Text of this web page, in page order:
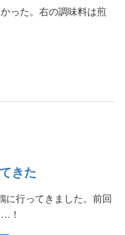
った。右の調味料は煎
きた
に行ってきました。前回
！